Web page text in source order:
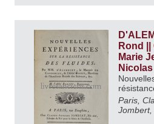
Rond ||
Marie
Paris,
Jombert,